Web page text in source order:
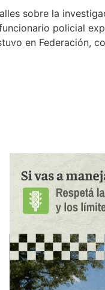
sobre la
policial
en Federación,